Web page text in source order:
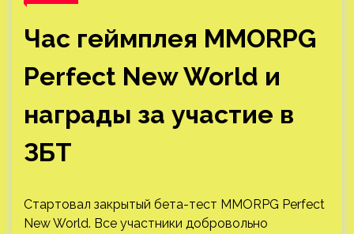
Час геймплея MMORPG
Perfect New World и
награды за участие в
ЗБТ
Стартовал закрытый бета-тест MMORPG Perfect
New World. Все участники добровольно